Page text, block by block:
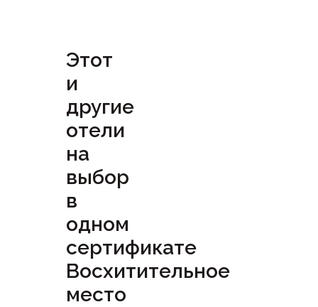
Этот
и
другие
отели
на
выбор
в
одном
сертификате
Восхитительное
место